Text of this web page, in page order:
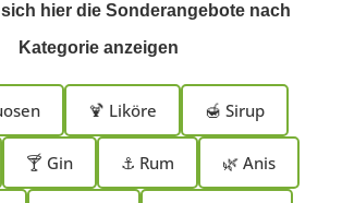
hier die Sonderangebote nach
Kategorie anzeigen
🍹 Liköre 🍯 Sirup
🍸 Gin ⚓ Rum 🌿 Anis